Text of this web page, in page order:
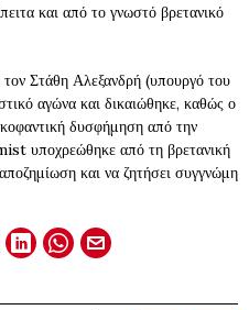
και από το γνωστό βρετανικό
Στάθη Αλεξανδρή (υπουργό του
αγώνα και δικαιώθηκε, καθώς ο
δυσφήμηση από την
υποχρεώθηκε από τη βρετανική
και να ζητήσει συγγνώμη